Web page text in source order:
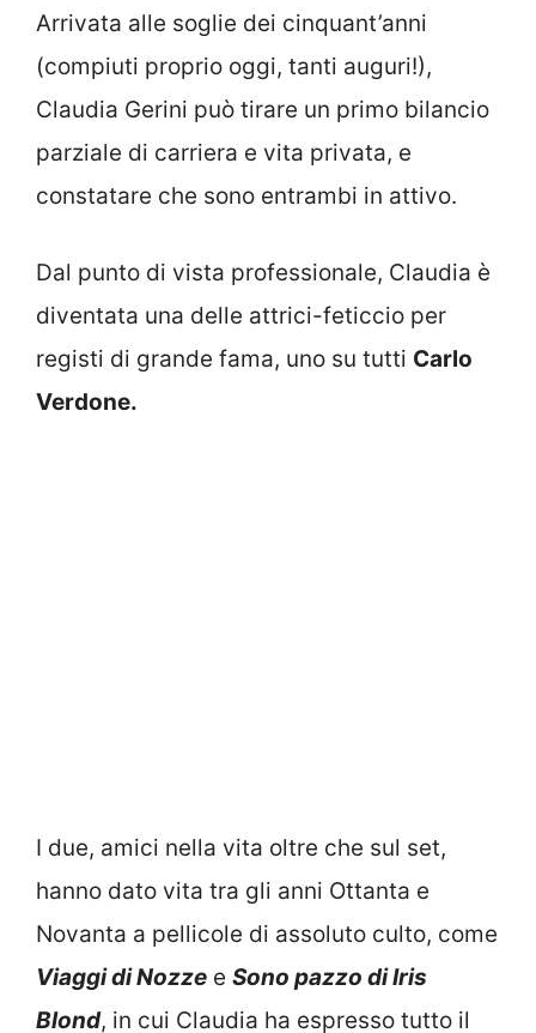
Arrivata alle soglie dei cinquant’anni
(compiuti proprio oggi, tanti auguri!),
Claudia Gerini può tirare un primo bilancio
parziale di carriera e vita privata, e
constatare che sono entrambi in attivo.
Dal punto di vista professionale, Claudia è
diventata una delle attrici-feticcio per
registi di grande fama, uno su tutti Carlo
Verdone.
I due, amici nella vita oltre che sul set,
hanno dato vita tra gli anni Ottanta e
Novanta a pellicole di assoluto culto, come
Viaggi di Nozze e Sono pazzo di Iris
Blond, in cui Claudia ha espresso tutto il